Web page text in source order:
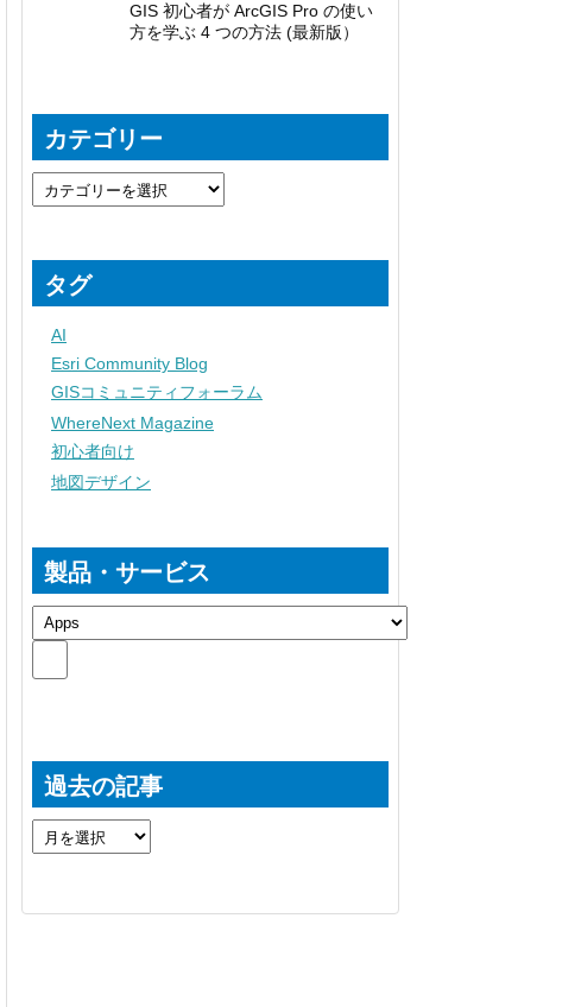
GIS 初心者が ArcGIS Pro の使い
方を学ぶ 4 つの方法 (最新版）
カテゴリー
タグ
AI
Esri Community Blog
GISコミュニティフォーラム
WhereNext Magazine
初心者向け
地図デザイン
製品・サービス
過去の記事